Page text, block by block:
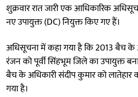
शुक्रवार रात जारी एक आधिकारिक
नए उपायुक्त (DC) नियुक्त किए गए हैं।
अधिसूचना में कहा गया है कि 2013 बैच के
रंजन को पूर्वी सिंहभूम जिले का उपायुक्त
बैच के अधिकारी संदीप कुमार को लातेहार
गया है।